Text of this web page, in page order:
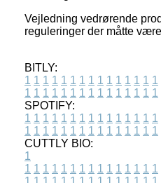
Vejledning vedrørende
reguleringer der måtte
BITLY:
1 1 1 1 1 1 1 1 1 1 1 1 1 1 1
1 1 1 1 1 1 1 1 1 1 1 1 1 1 1
SPOTIFY:
1 1 1 1 1 1 1 1 1 1 1 1 1 1 1
1 1 1 1 1 1 1 1 1 1 1 1 1 1 1
CUTTLY BIO:
1
1 1 1 1 1 1 1 1 1 1 1 1 1 1 1